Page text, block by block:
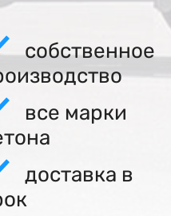
собственное
все марки
доставка в